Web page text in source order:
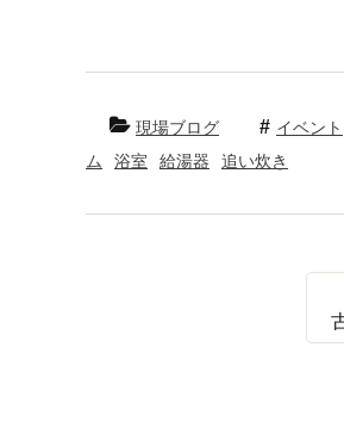
現場ブログ イベント
ム
浴室 給湯器 追い炊き